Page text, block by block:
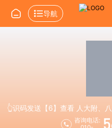
导航
👆识码发送【6】查看 人大附、
咨询电话: